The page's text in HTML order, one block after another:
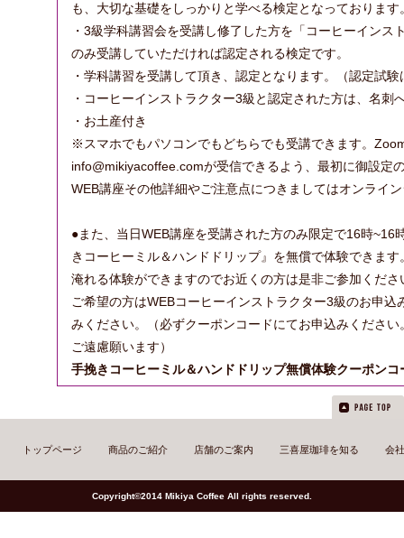
も、大切な基礎をしっかりと学べる検定となっております
・3級学科講習会を受講し修了した方を「コーヒーイン
のみ受講していただければ認定される検定です。
・学科講習を受講して頂き、認定となります。（認定試
・コーヒーインストラクター3級と認定された方は、名刺
・お土産付き
※スマホでもパソコンでもどちらでも受講できます。
info@mikiyacoffee.comが受信できるよう、最初に御設定
WEB講座その他詳細やご注意点につきましてはオンライ
●また、当日WEB講座を受講された方のみ限定で16時
きコーヒーミル＆ハンドドリップ』を無償で体験できま
淹れる体験ができますのでお近くの方は是非ご参加くださ
ご希望の方はWEBコーヒーインストラクター3級のお申
みください。（必ずクーポンコードにてお申込みくださ
ご遠慮願います）
手挽きコーヒーミル＆ハンドドリップ無償体験クーポン
トップページ 商品のご紹介 店舗のご案内 三喜屋珈琲を知る 会
Copyright©2014 Mikiya Coffee All rights reserved.